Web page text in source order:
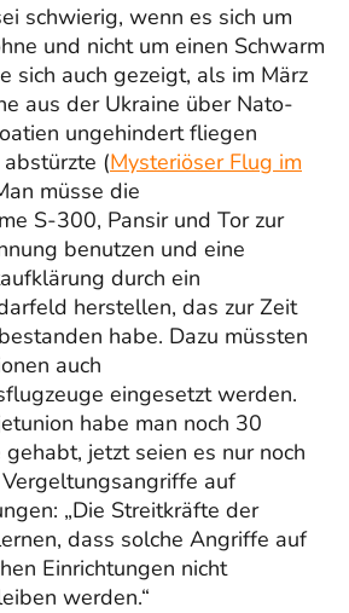
schwierig, wenn es sich um
und nicht um einen Schwarm
sich auch gezeigt, als im März
aus der Ukraine über Nato-
ungehindert fliegen
(Mysteriöser Flug im
müsse die
S-300, Pansir und Tor zur
benutzen und eine
durch ein
herstellen, das zur Zeit
habe. Dazu müssten
auch
eingesetzt werden.
habe man noch 30
jetzt seien es nur noch
auf
„Die Streitkräfte der
dass solche Angriffe auf
Einrichtungen nicht
werden.“